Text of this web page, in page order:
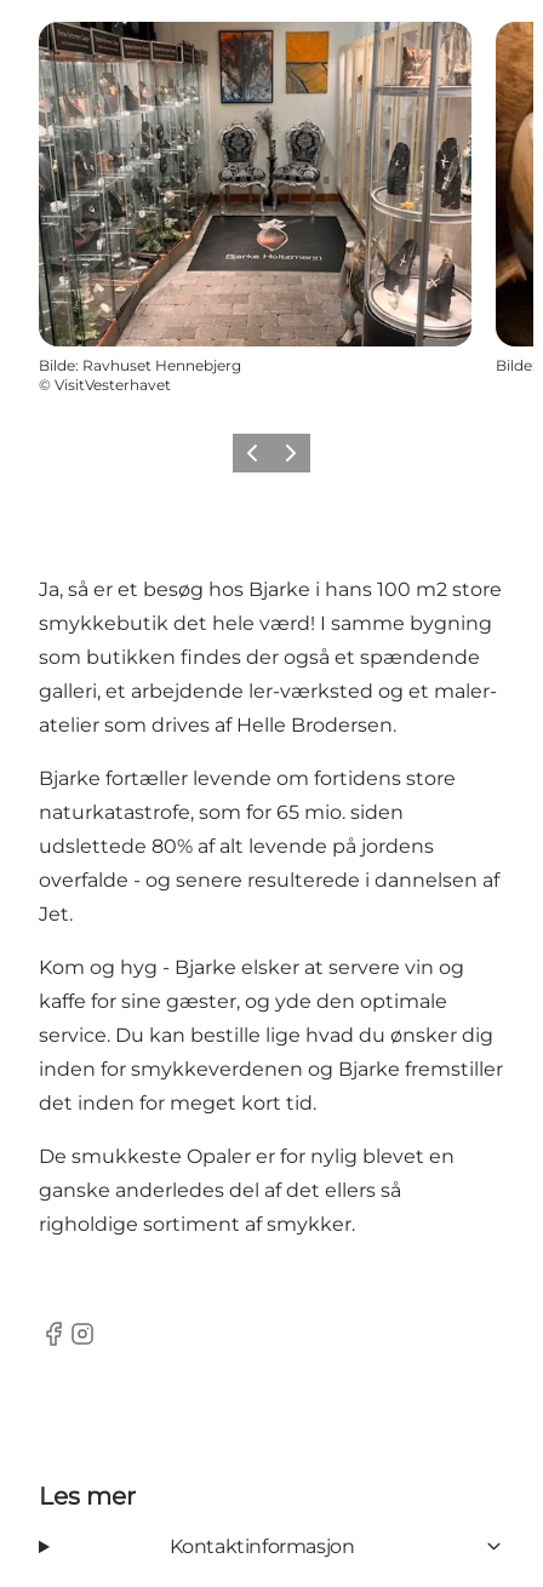
Bilde: Ravhuset Hennebjerg
© VisitVesterhavet
Bilde:
ForrigeNeste
Ja, så er et besøg hos Bjarke i hans 100 m2 store
smykkebutik det hele værd! I samme bygning
som butikken findes der også et spændende
galleri, et arbejdende ler-værksted og et maler-
atelier som drives af Helle Brodersen.
Bjarke fortæller levende om fortidens store
naturkatastrofe, som for 65 mio. siden
udslettede 80% af alt levende på jordens
overfalde - og senere resulterede i dannelsen af
Jet.
Kom og hyg - Bjarke elsker at servere vin og
kaffe for sine gæster, og yde den optimale
service. Du kan bestille lige hvad du ønsker dig
inden for smykkeverdenen og Bjarke fremstiller
det inden for meget kort tid.
De smukkeste Opaler er for nylig blevet en
ganske anderledes del af det ellers så
righoldige sortiment af smykker.
Facebook
Instagram
Les mer
Kontaktinformasjon